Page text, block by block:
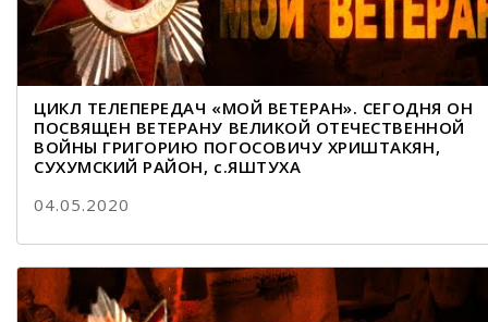
ЦИКЛ ТЕЛЕПЕРЕДАЧ «МОЙ ВЕТЕРАН». СЕГОДНЯ ОН
ПОСВЯЩЕН ВЕТЕРАНУ ВЕЛИКОЙ ОТЕЧЕСТВЕННОЙ
ВОЙНЫ ГРИГОРИЮ ПОГОСОВИЧУ ХРИШТАКЯН,
СУХУМСКИЙ РАЙОН, с.ЯШТУХА
04.05.2020